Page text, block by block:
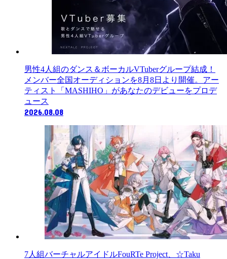
男性4人組のダンス＆ボーカルVTuberグループ結成！
メンバー全国オーディションを8月8日より開催。アー
ティスト「MASHIHO」があなたのデビューをプロデ
ュース
2026.08.08
7人組バーチャルアイドルFouRTe Project、☆Taku